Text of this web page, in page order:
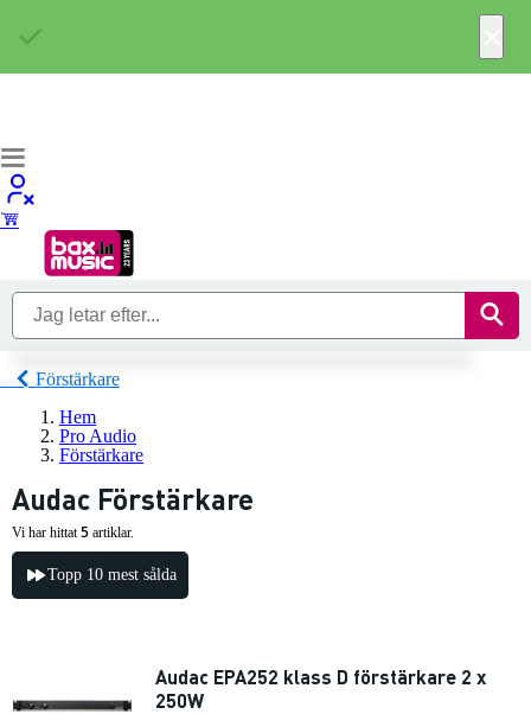
Förstärkare
Hem
Pro Audio
Förstärkare
Audac Förstärkare
Vi har hittat5 artiklar.
Topp 10 mest sålda
Audac EPA252 klass D förstärkare 2 x
250W